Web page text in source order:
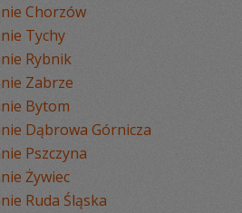
Chorzów
Tychy
Rybnik
Zabrze
Bytom
Dąbrowa Górnicza
Pszczyna
Żywiec
Ruda Śląska